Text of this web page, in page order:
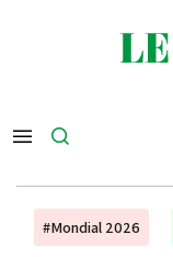
#Mondial 2026